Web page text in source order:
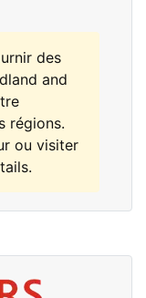
des
and
régions.
ou visiter